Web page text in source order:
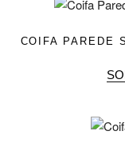
COIFA PAREDE